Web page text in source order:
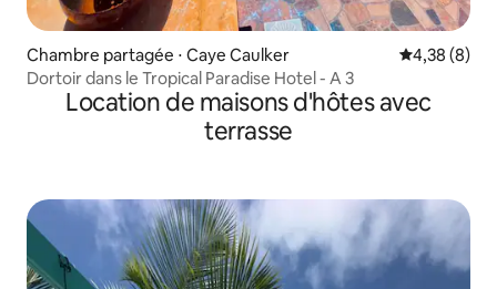
Chambre partagée ⋅ Caye Caulker Évaluation
4,38 (8)
Dortoir dans le Tropical Paradise Hotel - A 3
Location de maisons d'hôtes avec
terrasse